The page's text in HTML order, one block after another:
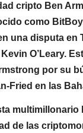
cripto Ben
como
una disputa en
O’Leary.
por su
Fried en las
multimillonario
de las